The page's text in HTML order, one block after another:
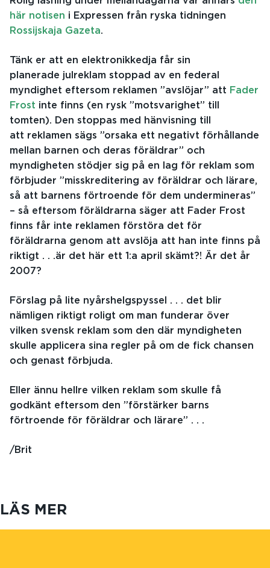
här notisen i Expressen från ryska tidningen
Rossijskaja Gazeta.
Tänk er att en elektronikkedja får sin
planerade julreklam stoppad av en federal
myndighet eftersom reklamen ”avslöjar” att Fader
Frost inte finns (en rysk ”motsvarighet” till
tomten). Den stoppas med hänvisning till
att reklamen sägs ”orsaka ett negativt förhållande
mellan barnen och deras föräldrar” och
myndigheten stödjer sig på en lag för reklam som
förbjuder ”misskreditering av föräldrar och lärare,
så att barnens förtroende för dem undermineras”
– så eftersom föräldrarna säger att Fader Frost
finns får inte reklamen förstöra det för
föräldrarna genom att avslöja att han inte finns på
riktigt . . .är det här ett 1:a april skämt?! Är det år
2007?
Förslag på lite nyårshelgspyssel . . . det blir
nämligen riktigt roligt om man funderar över
vilken svensk reklam som den där myndigheten
skulle applicera sina regler på om de fick chansen
och genast förbjuda.
Eller ännu hellre vilken reklam som skulle få
godkänt eftersom den ”förstärker barns
förtroende för föräldrar och lärare” . . .
/Brit
LÄS MER